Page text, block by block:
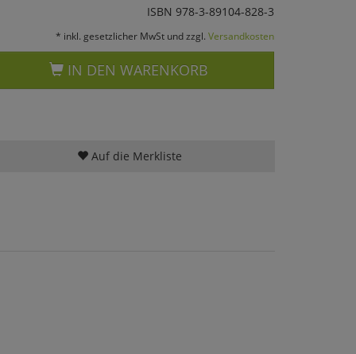
ISBN 978-3-89104-828-3
* inkl. gesetzlicher MwSt und zzgl. Versandkosten
IN DEN WARENKORB
Auf die Merkliste